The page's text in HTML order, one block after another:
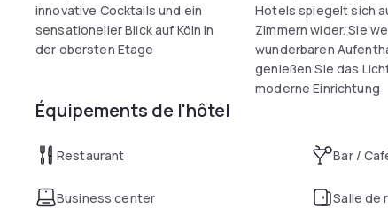
innovative Cocktails und ein
sensationeller Blick auf Köln in
der obersten Etage
Hotels spiegelt sich
Zimmern wider. Sie
wunderbaren
genießen Sie das
moderne Einrichtung
Équipements de l'hôtel
Restaurant Bar /
Business center Salle de